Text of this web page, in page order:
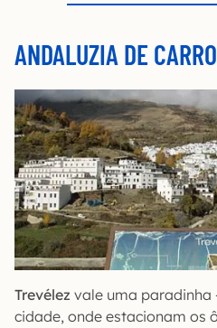
ANDALUZIA DE
Trevélez vale uma
cidade, onde estacionam os